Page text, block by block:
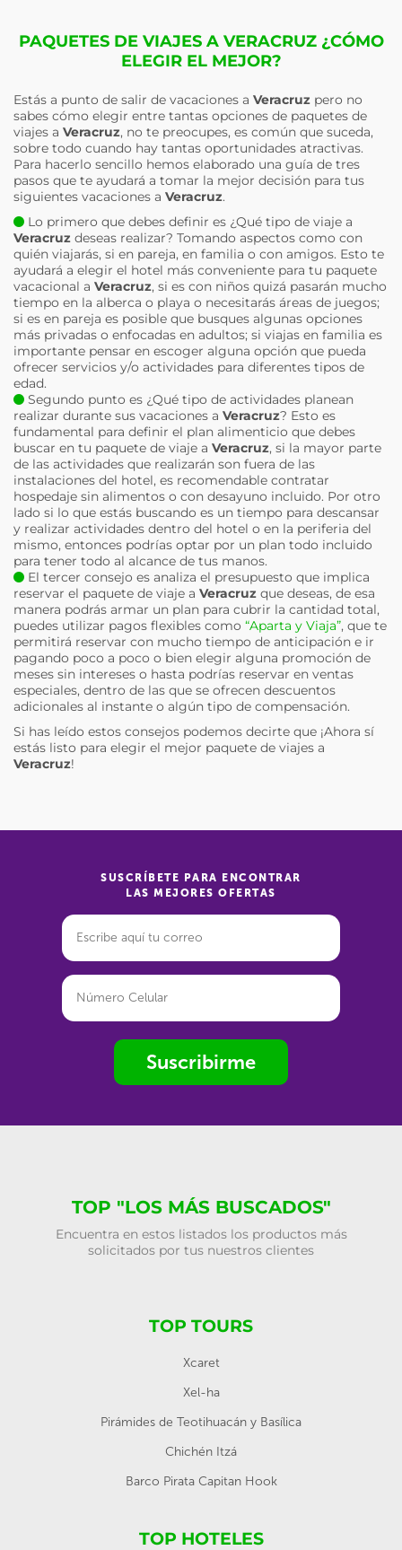
PAQUETES DE VIAJES A VERACRUZ ¿CÓMO
ELEGIR EL MEJOR?
Estás a punto de salir de vacaciones a Veracruz pero no
sabes cómo elegir entre tantas opciones de paquetes de
viajes a Veracruz, no te preocupes, es común que suceda,
sobre todo cuando hay tantas oportunidades atractivas.
Para hacerlo sencillo hemos elaborado una guía de tres
pasos que te ayudará a tomar la mejor decisión para tus
siguientes vacaciones a Veracruz.
Lo primero que debes definir es ¿Qué tipo de viaje a
Veracruz deseas realizar? Tomando aspectos como con
quién viajarás, si en pareja, en familia o con amigos. Esto te
ayudará a elegir el hotel más conveniente para tu paquete
vacacional a Veracruz, si es con niños quizá pasarán mucho
tiempo en la alberca o playa o necesitarás áreas de juegos;
si es en pareja es posible que busques algunas opciones
más privadas o enfocadas en adultos; si viajas en familia es
importante pensar en escoger alguna opción que pueda
ofrecer servicios y/o actividades para diferentes tipos de
edad.
Segundo punto es ¿Qué tipo de actividades planean
realizar durante sus vacaciones a Veracruz? Esto es
fundamental para definir el plan alimenticio que debes
buscar en tu paquete de viaje a Veracruz, si la mayor parte
de las actividades que realizarán son fuera de las
instalaciones del hotel, es recomendable contratar
hospedaje sin alimentos o con desayuno incluido. Por otro
lado si lo que estás buscando es un tiempo para descansar
y realizar actividades dentro del hotel o en la periferia del
mismo, entonces podrías optar por un plan todo incluido
para tener todo al alcance de tus manos.
El tercer consejo es analiza el presupuesto que implica
reservar el paquete de viaje a Veracruz que deseas, de esa
manera podrás armar un plan para cubrir la cantidad total,
puedes utilizar pagos flexibles como “Aparta y Viaja”, que te
permitirá reservar con mucho tiempo de anticipación e ir
pagando poco a poco o bien elegir alguna promoción de
meses sin intereses o hasta podrías reservar en ventas
especiales, dentro de las que se ofrecen descuentos
adicionales al instante o algún tipo de compensación.
Si has leído estos consejos podemos decirte que ¡Ahora sí
estás listo para elegir el mejor paquete de viajes a
Veracruz!
SUSCRÍBETE PARA ENCONTRAR
LAS MEJORES OFERTAS
Suscribirme
TOP "LOS MÁS BUSCADOS"
Encuentra en estos listados los productos más
solicitados por tus nuestros clientes
TOP TOURS
Xcaret
Xel-ha
Pirámides de Teotihuacán y Basílica
Chichén Itzá
Barco Pirata Capitan Hook
TOP HOTELES